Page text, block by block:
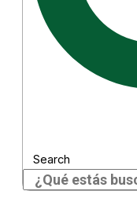
Search